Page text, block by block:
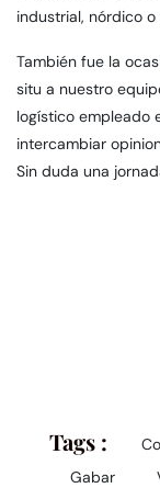
industrial, nórdico
También fue la
situ a nuestro
logístico empleado
intercambiar
Sin duda una
Tags :
Gabar